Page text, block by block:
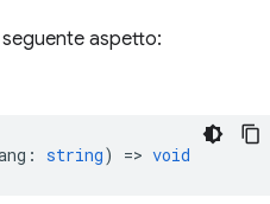
seguente aspetto:
: string) => void